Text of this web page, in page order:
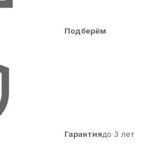
Подберём
Гарантиядо 3 лет